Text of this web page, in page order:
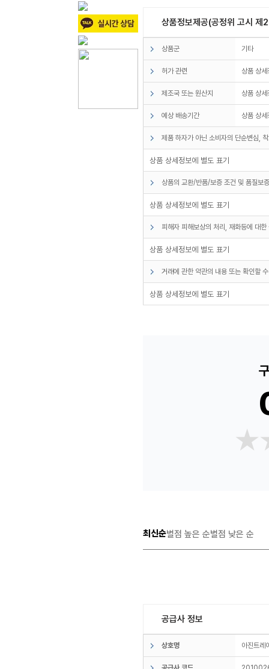
상품정보제공(공정위 고시
상품군 기타
허가 관련 상품 상
제조국 또는 원산지 상품 상
예상 배송기간 상품 상
제품 하자가 아닌 소비자의 단순변심,
상품 상세정보에 별도 표기
상품의 교환/반품/보증 조건 및 품질보
상품 상세정보에 별도 표기
피해자 피해보상의 처리, 재화등에 대
상품 상세정보에 별도 표기
거래에 관한 약관의 내용 또는 확인할
상품 상세정보에 별도 표기
최신순별점 높은 순별점 낮은 순
공급사 정보
상호명 아진트